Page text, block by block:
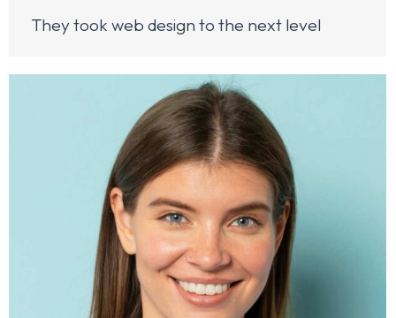
They took web design to the next level